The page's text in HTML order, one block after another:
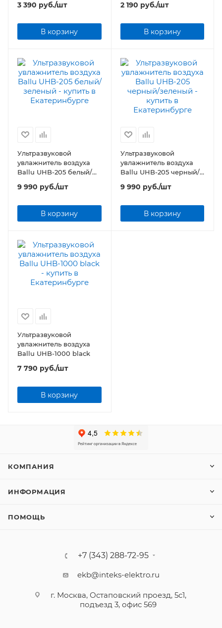
3 390 руб./шт
В корзину
2 190 руб./шт
В корзину
Ультразвуковой
увлажнитель воздуха
Ballu UHB-205 белый/
9 990 руб./шт
В корзину
Ультразвуковой
увлажнитель воздуха
Ballu UHB-205 черный/
9 990 руб./шт
В корзину
Ультразвуковой
увлажнитель воздуха
Ballu UHB-1000 black
7 790 руб./шт
В корзину
КОМПАНИЯ
ИНФОРМАЦИЯ
ПОМОЩЬ
+7 (343) 288-72-95
ekb@inteks-elektro.ru
г. Москва, Остаповский проезд, 5с1,
подъезд 3, офис 569